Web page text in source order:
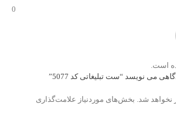
0
است.
می نویسد “ست تبلیغاتی کد 5077”
نخواهد شد. بخش‌های موردنیاز علامت‌گذاری